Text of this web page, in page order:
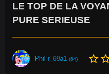
LE TOP DE LA
PURE SERIEUSE
Phil-r_69a1 (64) star_border